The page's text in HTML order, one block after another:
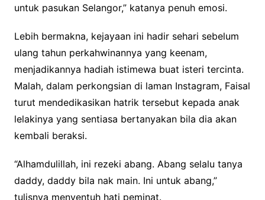
untuk pasukan Selangor,” katanya penuh emosi.
Lebih bermakna, kejayaan ini hadir sehari sebelum
ulang tahun perkahwinannya yang keenam,
menjadikannya hadiah istimewa buat isteri tercinta.
Malah, dalam perkongsian di laman Instagram, Faisal
turut mendedikasikan hatrik tersebut kepada anak
lelakinya yang sentiasa bertanyakan bila dia akan
kembali beraksi.
“Alhamdulillah, ini rezeki abang. Abang selalu tanya
daddy, daddy bila nak main. Ini untuk abang,”
tulisnya menyentuh hati peminat.